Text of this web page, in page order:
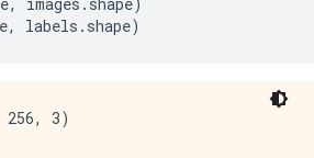
, labels . shape)
3)